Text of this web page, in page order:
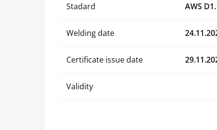
Stadard AWS
Welding date
Certificate issue date
Validity